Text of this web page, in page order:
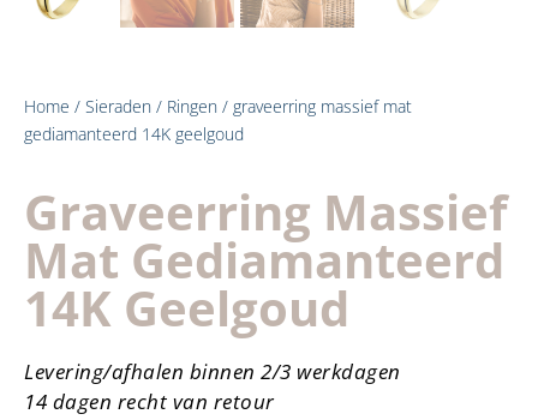
Home / Sieraden / Ringen / graveerring massief mat
gediamanteerd 14K geelgoud
Graveerring Massief
Mat Gediamanteerd
14K Geelgoud
Levering/afhalen binnen 2/3 werkdagen
14 dagen recht van retour